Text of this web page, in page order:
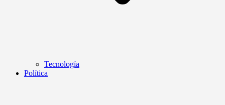
Tecnología
Política